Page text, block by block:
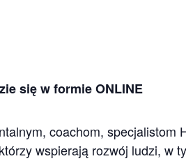
się w formie ONLINE
coachom, specjalistom
wspierają rozwój ludzi, w